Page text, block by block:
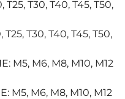
T25, T30, T40, T45, T50,
T30, T40, T45, T50,
M5, M6, M8, M10, M12
M5, M6, M8, M10, M12